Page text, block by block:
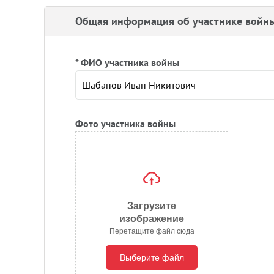
Общая информация об участнике
* ФИО участника войны
Фото участника войны
Загрузите
изображение
Перетащите файл сюда